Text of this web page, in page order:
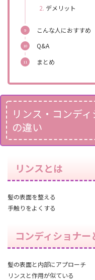
デメリット
こんな人におすすめ
Q&A
まとめ
リンス・コンデ
の違い
リンスとは
髪の表面を整える
手触りをよくする
コンディショナー
髪の表面と内部にアプローチ
リンスと作用が似ている